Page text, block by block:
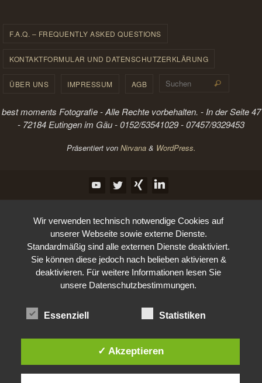
F.A.Q. – FREQUENTLY ASKED QUESTIONS
KONTAKTFORMULAR UND DATENSCHUTZERKLÄRUNG
ÜBER UNS IMPRESSUM AGB Suchen
best moments Fotografie - Alle Rechte vorbehalten. - In der Seite 47
- 72184 Eutingen im Gäu - 0152/53541029 - 07457/9329453
Präsentiert von Nirvana& WordPress.
Wir verwenden technisch notwendige Cookies auf
unserer Webseite sowie externe Dienste.
Standardmäßig sind alle externen Dienste deaktiviert.
Sie können diese jedoch nach belieben aktivieren &
deaktivieren. Für weitere Informationen lesen Sie
unsere Datenschutzbestimmungen.
Essenziell Statistiken
✓ Akzeptieren